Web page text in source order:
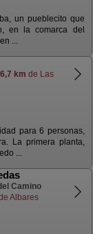
un pueblecito que
en la comarca del
...
km de Las
para 6 personas,
La primera planta,
...
Camino
Albares